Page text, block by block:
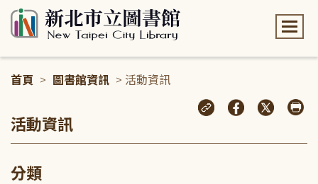
首頁 > 圖書館資訊 > 活動資訊
活動資訊
分類